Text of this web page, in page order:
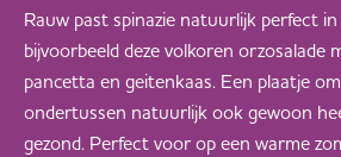
Rauw past spinazie natuurlijk perfect in
bijvoorbeeld deze volkoren orzosalade
pancetta en geitenkaas. Een plaatje
ondertussen natuurlijk ook gewoon
gezond. Perfect voor op een warme